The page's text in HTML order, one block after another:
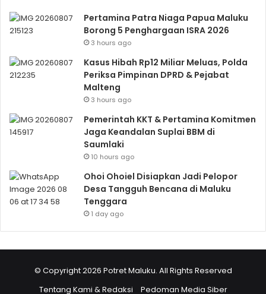
Pertamina Patra Niaga Papua Maluku
Borong 5 Penghargaan ISRA 2026
3 hours ago
Kasus Hibah Rp12 Miliar Meluas, Polda
Periksa Pimpinan DPRD & Pejabat
Malteng
3 hours ago
Pemerintah KKT & Pertamina Komitmen
Jaga Keandalan Suplai BBM di
Saumlaki
10 hours ago
Ohoi Ohoiel Disiapkan Jadi Pelopor
Desa Tangguh Bencana di Maluku
Tenggara
1 day ago
© Copyright 2026 Potret Maluku. All Rights Reserved
Tentang Kami & Redaksi
Pedoman Media Siber